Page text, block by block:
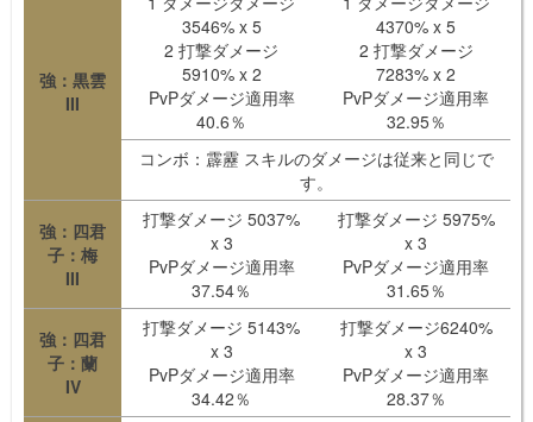
強：黒雲
III
3546% x 5
2 打撃ダメージ
5910% x 2
PvPダメージ適用率
40.6％
4370% x 5
2 打撃ダメージ
7283% x 2
PvPダメージ適用率
32.95％
コンボ：霹靂 スキルのダメージは従来と同じで
す。
強：四君
子：梅
III
打撃ダメージ 5037%
x 3
PvPダメージ適用率
37.54％
打撃ダメージ 5975%
x 3
PvPダメージ適用率
31.65％
強：四君
子：蘭
IV
打撃ダメージ 5143%
x 3
PvPダメージ適用率
34.42％
打撃ダメージ6240%
x 3
PvPダメージ適用率
28.37％